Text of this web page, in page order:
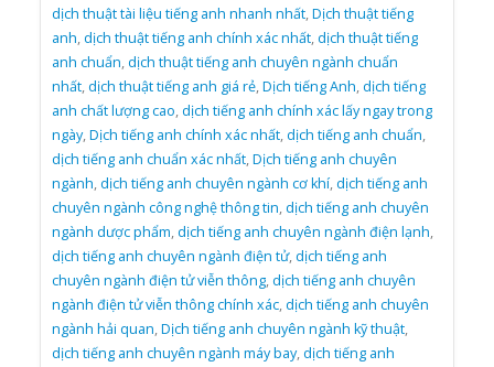
dịch thuật tài liệu tiếng anh nhanh nhất,Dịch thuật tiếng
anh,dịch thuật tiếng anh chính xác nhất,dịch thuật tiếng
anh chuẩn,dịch thuật tiếng anh chuyên ngành chuẩn
nhất,dịch thuật tiếng anh giá rẻ,Dịch tiếng Anh,dịch tiếng
anh chất lượng cao,dịch tiếng anh chính xác lấy ngay trong
ngày,Dịch tiếng anh chính xác nhất,dịch tiếng anh chuẩn,
dịch tiếng anh chuẩn xác nhất,Dịch tiếng anh chuyên
ngành,dịch tiếng anh chuyên ngành cơ khí,dịch tiếng anh
chuyên ngành công nghệ thông tin,dịch tiếng anh chuyên
ngành dược phẩm,dịch tiếng anh chuyên ngành điện lạnh,
dịch tiếng anh chuyên ngành điện tử,dịch tiếng anh
chuyên ngành điện tử viễn thông,dịch tiếng anh chuyên
ngành điện tử viễn thông chính xác,dịch tiếng anh chuyên
ngành hải quan,Dịch tiếng anh chuyên ngành kỹ thuật,
dịch tiếng anh chuyên ngành máy bay,dịch tiếng anh